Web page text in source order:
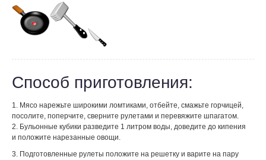
Способ приготовления:
1. Мясо нарежьте широкими ломтиками, отбейте, смажьте горчицей,
посолите, поперчите, сверните рулетами и перевяжите шпагатом.
2. Бульонные кубики разведите 1 литром воды, доведите до кипения
и положите нарезанные овощи.
3. Подготовленные рулеты положите на решетку и варите на пару